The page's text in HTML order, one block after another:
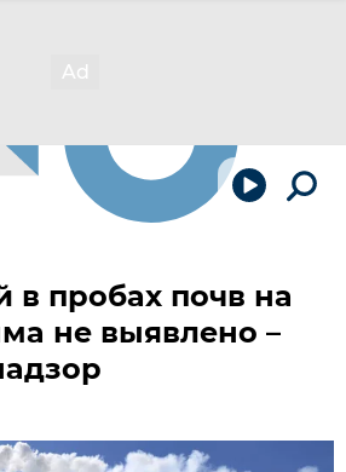
в пробах почв на
не выявлено –